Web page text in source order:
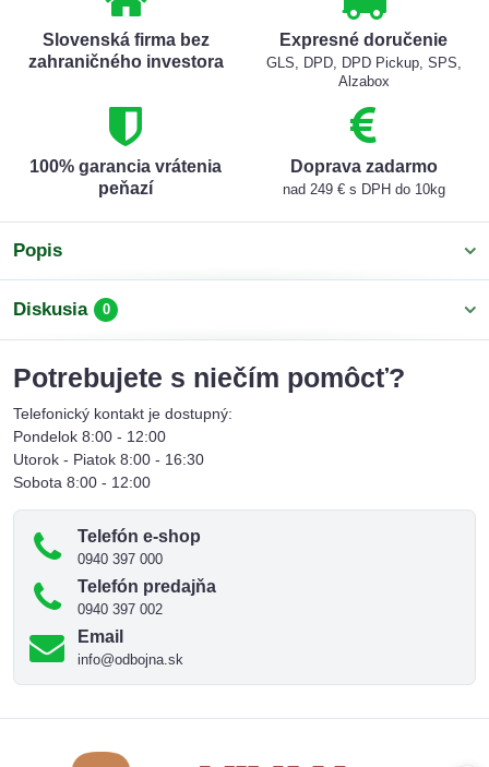
Slovenská firma bez
zahraničného investora
Expresné doručenie
GLS, DPD, DPD Pickup, SPS,
Alzabox
100% garancia vrátenia
peňazí
Doprava zadarmo
nad 249 € s DPH do 10kg
Popis
Diskusia 0
Potrebujete s niečím pomôcť?
Telefonický kontakt je dostupný:
Pondelok 8:00 - 12:00
Utorok - Piatok 8:00 - 16:30
Sobota 8:00 - 12:00
Telefón e-shop
0940 397 000
Telefón predajňa
0940 397 002
Email
info@odbojna.sk